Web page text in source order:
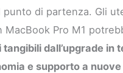
punto di partenza. Gli
MacBook Pro M1
dall’upgrade in
e supporto a